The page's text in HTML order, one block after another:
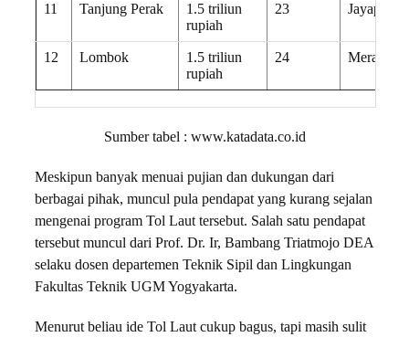
11 Tanjung Perak
1.5 triliun
rupiah
23 Jayapura
12 Lombok
1.5 triliun
rupiah
24 Merauke
Sumber tabel : www.katadata.co.id
Meskipun banyak menuai pujian dan dukungan dari
berbagai pihak, muncul pula pendapat yang kurang sejalan
mengenai program Tol Laut tersebut. Salah satu pendapat
tersebut muncul dari Prof. Dr. Ir, Bambang Triatmojo DEA
selaku dosen departemen Teknik Sipil dan Lingkungan
Fakultas Teknik UGM Yogyakarta.
Menurut beliau ide Tol Laut cukup bagus, tapi masih sulit